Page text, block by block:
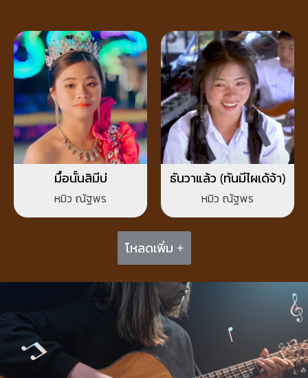
มื้อนั้นสิมีบ่
หมิว ณัฐพร
ธันวาแล้ว (ทันมีไผเด้จ้า)
หมิว ณัฐพร
โหลดเพิ่ม +